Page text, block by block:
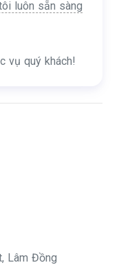
luôn sẵn sàng
vụ quý khách!
Lâm Đồng